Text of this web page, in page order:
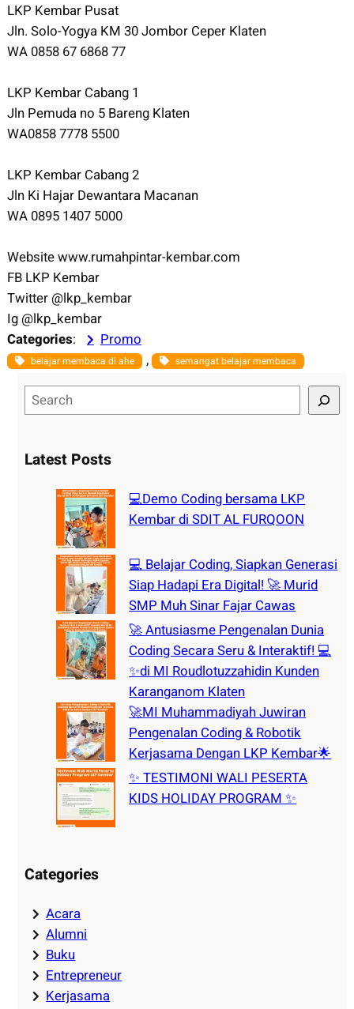
LKP Kembar Pusat
Jln. Solo-Yogya KM 30 Jombor Ceper Klaten
WA 0858 67 6868 77
LKP Kembar Cabang 1
Jln Pemuda no 5 Bareng Klaten
WA0858 7778 5500
LKP Kembar Cabang 2
Jln Ki Hajar Dewantara Macanan
WA 0895 1407 5000
Website www.rumahpintar-kembar.com
FB LKP Kembar
Twitter @lkp_kembar
Ig @lkp_kembar
Categories: Promo
belajar membaca di ahe , semangat belajar membaca
e
rLatest Posts
💻Demo Coding bersama LKP
Kembar di SDIT AL FURQOON
💻 Belajar Coding, Siapkan Generasi
Siap Hadapi Era Digital! 🚀 Murid
SMP Muh Sinar Fajar Cawas
🚀 Antusiasme Pengenalan Dunia
Coding Secara Seru & Interaktif! 💻
✨di MI Roudlotuzzahidin Kunden
Karanganom Klaten
🚀MI Muhammadiyah Juwiran
Pengenalan Coding & Robotik
Kerjasama Dengan LKP Kembar🌟
✨ TESTIMONI WALI PESERTA
KIDS HOLIDAY PROGRAM ✨
Categories
Acara
Alumni
Buku
Entrepreneur
Kerjasama